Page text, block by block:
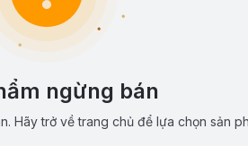
ngừng bán
Hãy trở về trang chủ để lựa chọn sản